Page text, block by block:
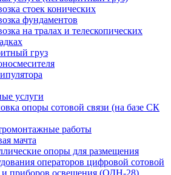
стоек конических
фундаментов
на тралах и телескопических
груз
услуги
опоры сотовой связи (на базе СК
работы
мачта
опоры для размещения
операторов цифровой сотовой
и приборов освещения (ОДН-28)